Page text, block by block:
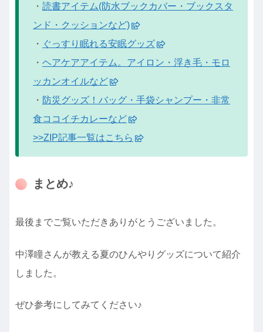
・ 読書アイテム(防水ブックカバー・ブックスタ
ンド・クッションなど)
・ ぐっすり眠れる安眠グッズ
・ ヘアケアアイテム。アイロン・浮き毛・モロ
ッカンオイルなど
・ 防災グッズ！バッグ・手袋シャンプー・非常
食ココイチカレーなど
>>ZIP記事一覧はこちら
まとめ♪
最後までご覧いただきありがとうございました。
中澤瞳さんが教える夏のひんやりグッズについて紹介
しました。
ぜひ参考にしてみてください♪